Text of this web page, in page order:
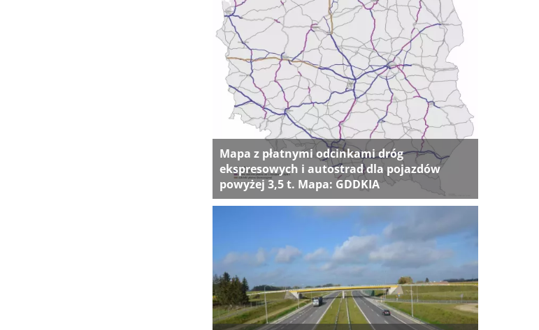
Mapa z płatnymi odcinkami dróg
ekspresowych i autostrad dla pojazdów
powyżej 3,5 t. Mapa: GDDKIA